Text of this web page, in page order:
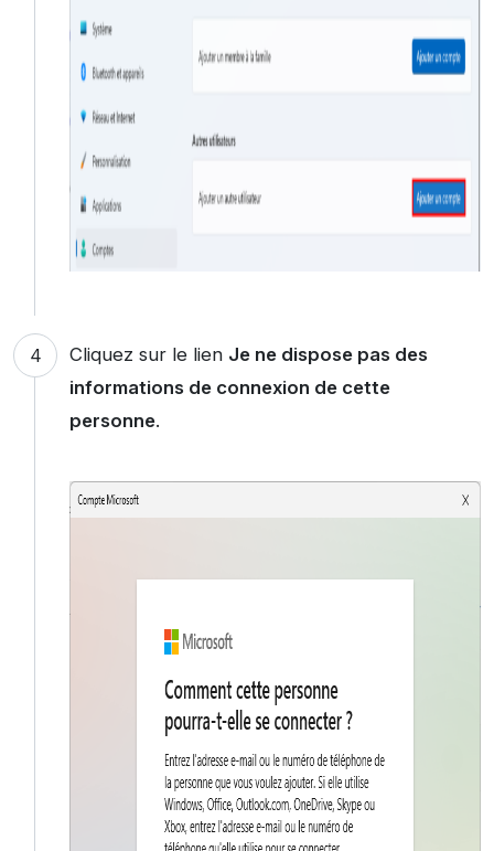
Cliquez sur le lien Je ne dispose pas des
informations de connexion de cette
personne.